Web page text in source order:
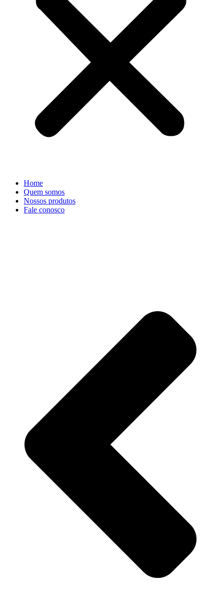
Home
Quem somos
Nossos produtos
Fale conosco